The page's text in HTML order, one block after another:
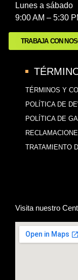
Lunes a sábado
9:00 AM – 5:30
TRABAJA CON
TÉRMINOS Y
POLÍTICA DE
POLÍTICA DE
TRATAMIENTO
Visita nuestro